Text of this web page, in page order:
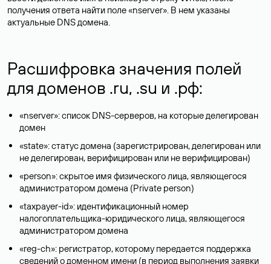
получения ответа найти поле «nserver». В нем указаны
актуальные DNS домена.
Расшифровка значения полей
для доменов .ru, .su и .рф:
«nserver»: список DNS-серверов, на которые делегирован
домен
«state»: статус домена (зарегистрирован, делегирован или
не делегирован, верифицирован или не верифицирован)
«person»: скрытое имя физического лица, являющегося
администратором домена (Privatе person)
«taxpayer-id»: идентификационный номер
налогоплательщика-юридического лица, являющегося
администратором домена
«reg-ch»: регистратор, которому передается поддержка
сведений о доменном имени (в период выполнения заявки